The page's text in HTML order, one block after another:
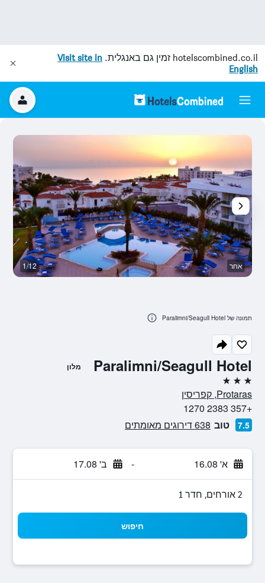
hotelscombined.co.il זמין גם באנגלית. Visit site in
English
Paralimni/Seagull Hotel מלון
3 כוכבים
Protaras, קפריסין
+357 2383 1270
7.5 טוב 638 דירוגים מאומתים
א' 16.08 - ב' 17.08
2 אורחים, חדר 1
חיפוש
אחר 1/12
תמונה של Paralimni/Seagull Hotel